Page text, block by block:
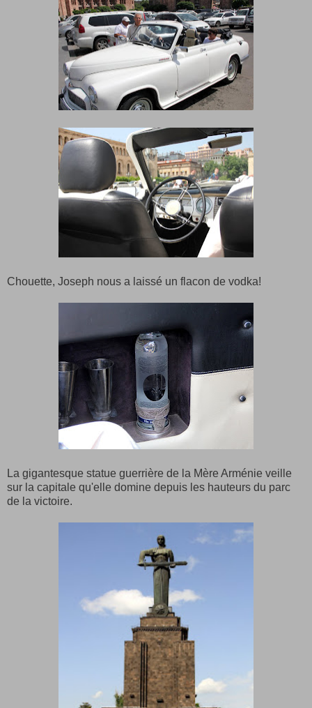
Chouette, Joseph nous a laissé un flacon de vodka!
La gigantesque statue guerrière de la Mère Arménie veille
sur la capitale qu'elle domine depuis les hauteurs du parc
de la victoire.